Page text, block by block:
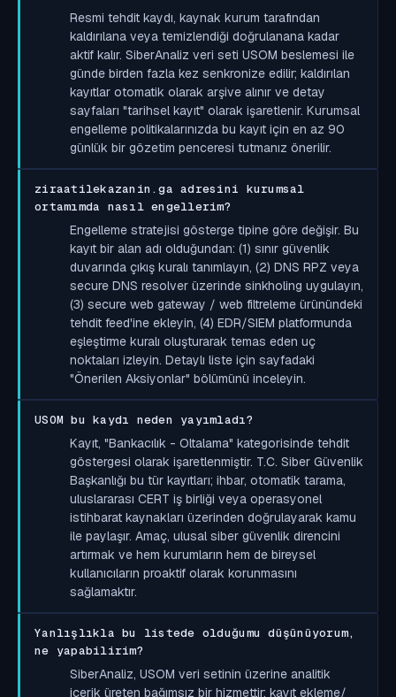
Resmi tehdit kaydı, kaynak kurum tarafından
kaldırılana veya temizlendiği doğrulanana kadar
aktif kalır. SiberAnaliz veri seti USOM beslemesi ile
günde birden fazla kez senkronize edilir; kaldırılan
kayıtlar otomatik olarak arşive alınır ve detay
sayfaları "tarihsel kayıt" olarak işaretlenir. Kurumsal
engelleme politikalarınızda bu kayıt için en az 90
günlük bir gözetim penceresi tutmanız önerilir.
ziraatilekazanin.ga adresini kurumsal
ortamımda nasıl engellerim?
Engelleme stratejisi gösterge tipine göre değişir. Bu
kayıt bir alan adı olduğundan: (1) sınır güvenlik
duvarında çıkış kuralı tanımlayın, (2) DNS RPZ veya
secure DNS resolver üzerinde sinkholing uygulayın,
(3) secure web gateway / web filtreleme ürünündeki
tehdit feed'ine ekleyin, (4) EDR/SIEM platformunda
eşleştirme kuralı oluşturarak temas eden uç
noktaları izleyin. Detaylı liste için sayfadaki
"Önerilen Aksiyonlar" bölümünü inceleyin.
USOM bu kaydı neden yayımladı?
Kayıt, "Bankacılık - Oltalama" kategorisinde tehdit
göstergesi olarak işaretlenmiştir. T.C. Siber Güvenlik
Başkanlığı bu tür kayıtları; ihbar, otomatik tarama,
uluslararası CERT iş birliği veya operasyonel
istihbarat kaynakları üzerinden doğrulayarak kamu
ile paylaşır. Amaç, ulusal siber güvenlik direncini
artırmak ve hem kurumların hem de bireysel
kullanıcıların proaktif olarak korunmasını
sağlamaktır.
Yanlışlıkla bu listede olduğumu düşünüyorum,
ne yapabilirim?
SiberAnaliz, USOM veri setinin üzerine analitik
içerik üreten bağımsız bir hizmettir; kayıt ekleme/